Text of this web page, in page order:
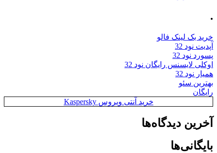
.
خرید بک لینک فالو
آپدیت نود 32
پسورد نود 32
اوکلی لایسنس رایگان نود 32
همیار نود 32
بهترین سئو
رایگان
خرید آنتی ویروس Kaspersky
آخرین دیدگاه‌ها
بایگانی‌ها